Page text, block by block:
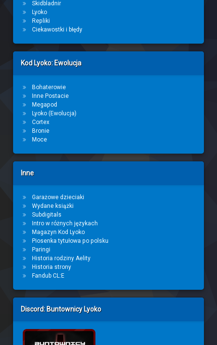
Skidbladnir
Lyoko
Repliki
Ciekawostki i błędy
Kod Lyoko: Ewolucja
Bohaterowie
Inne Postacie
Megapod
Lyoko (Ewolucja)
Cortex
Bronie
Moce
Inne
Garażowe dzieciaki
Wydane książki
Subdigitals
Intro w różnych językach
Magazyn Kod Lyoko
Piosenka tytułowa po polsku
Paringi
Historia rodziny Aelity
Historia strony
Fandub CL:E
Discord: Buntownicy Lyoko